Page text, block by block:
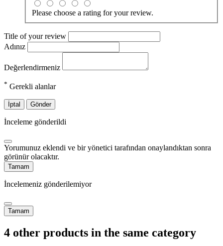
Please choose a rating for your review.
Title of your review
Adınız
Değerlendirmeniz
* Gerekli alanlar
İptal Gönder
İnceleme gönderildi
Yorumunuz eklendi ve bir yönetici tarafından onaylandıktan sonra
görünür olacaktır.
Tamam
İncelemeniz gönderilemiyor
Tamam
4 other products in the same category